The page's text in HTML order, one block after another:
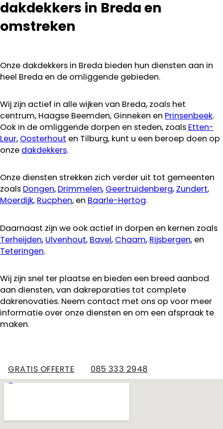
dakdekkers in Breda en
omstreken
Onze dakdekkers in Breda bieden hun diensten aan in
heel Breda en de omliggende gebieden.
Wij zijn actief in alle wijken van Breda, zoals het
centrum, Haagse Beemden, Ginneken en Prinsenbeek.
Ook in de omliggende dorpen en steden, zoals Etten-
Leur, Oosterhout en Tilburg, kunt u een beroep doen op
onze dakdekkers.
Onze diensten strekken zich verder uit tot gemeenten
zoals Dongen, Drimmelen, Geertruidenberg, Zundert,
Moerdijk, Rucphen, en Baarle-Hertog.
Daarnaast zijn we ook actief in dorpen en kernen zoals
Terheijden, Ulvenhout, Bavel, Chaam, Rijsbergen, en
Teteringen.
Wij zijn snel ter plaatse en bieden een breed aanbod
aan diensten, van dakreparaties tot complete
dakrenovaties. Neem contact met ons op voor meer
informatie over onze diensten en om een afspraak te
maken.
GRATIS OFFERTE 085 333 2948